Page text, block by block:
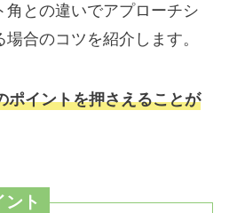
角との違いでアプローチシ
合のコツを紹介します。
ポイントを押さえることが
ント